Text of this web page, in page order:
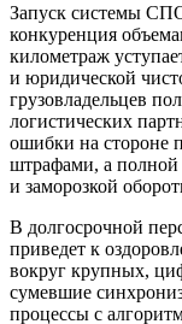
Запуск системы
конкуренция
километраж
и юридической
грузовладельцев
логистических
ошибки на стороне
штрафами, а полной
и заморозкой
В долгосрочной
приведет к
вокруг крупных,
сумевшие
процессы с